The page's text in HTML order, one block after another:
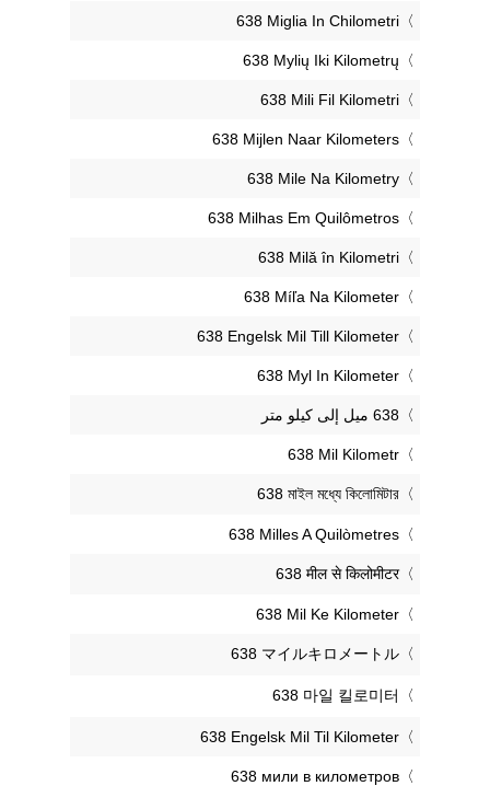
‎638 Miglia In Chilometri
‎638 Mylių Iki Kilometrų
‎638 Mili Fil Kilometri
‎638 Mijlen Naar Kilometers
‎638 Mile Na Kilometry
‎638 Milhas Em Quilômetros
‎638 Milă în Kilometri
‎638 Míľa Na Kilometer
‎638 Engelsk Mil Till Kilometer
‎638 Myl In Kilometer
‎638 Mil Kilometr
‎638 মাইল মধ্যে কিলোমিটার
‎638 Milles A Quilòmetres
‎638 मील से किलोमीटर
‎638 Mil Ke Kilometer
‎638 マイルキロメートル
‎638 마일 킬로미터
‎638 Engelsk Mil Til Kilometer
‎638 мили в километров